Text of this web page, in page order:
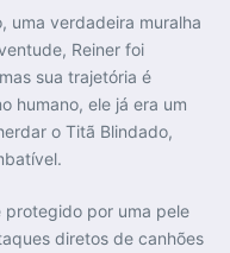
uma verdadeira muralha
Reiner foi
sua trajetória é
humano, ele já era um
o Titã Blindado,
protegido por uma pele
diretos de canhões